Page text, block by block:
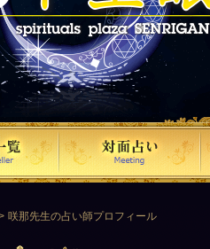
咲那先生の占い師プロフィール